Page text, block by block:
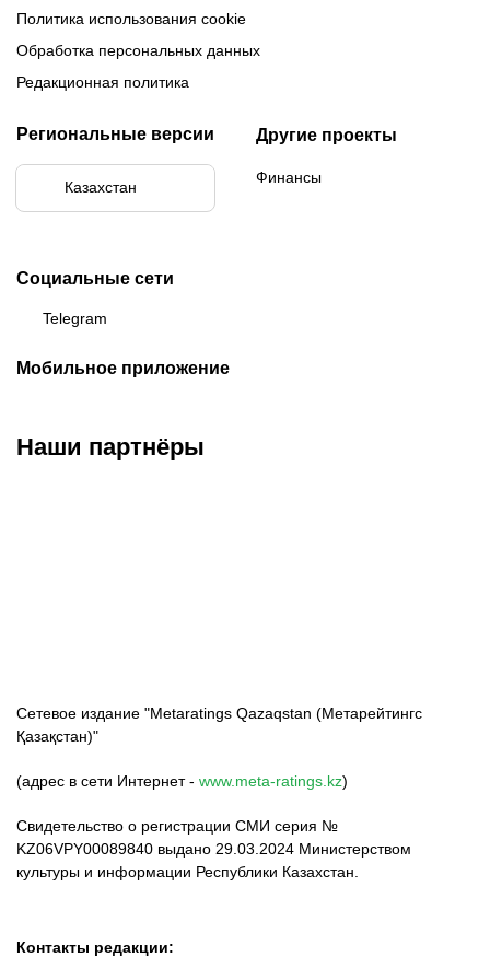
Политика использования cookie
Обработка персональных данных
Редакционная политика
Региональные версии
Казахстан
Другие проекты
Финансы
Социальные сети
Telegram
Мобильное приложение
Наши партнёры
Сетевое издание "Metaratings Qazaqstan (Метарейтингс
Қазақстан)"
(адрес в сети Интернет - www.meta-ratings.kz)
Свидетельство о регистрации СМИ серия №
KZ06VPY00089840 выдано 29.03.2024 Министерством
культуры и информации Республики Казахстан.
Контакты редакции: